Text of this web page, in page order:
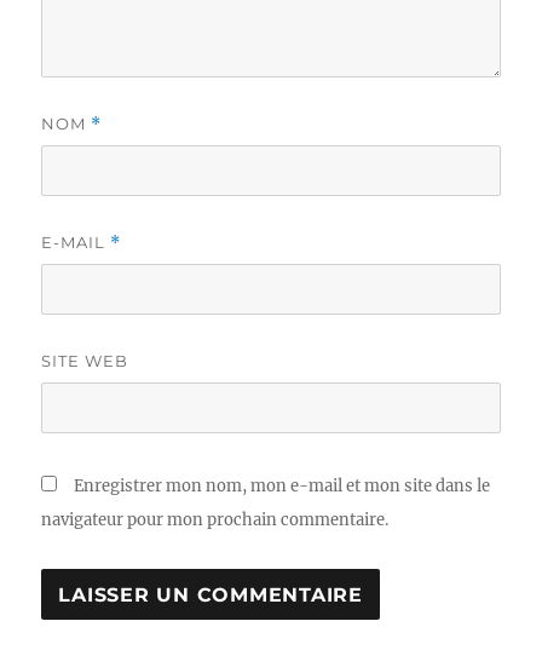
NOM *
E-MAIL *
SITE WEB
Enregistrer mon nom, mon e-mail et mon site dans le
navigateur pour mon prochain commentaire.